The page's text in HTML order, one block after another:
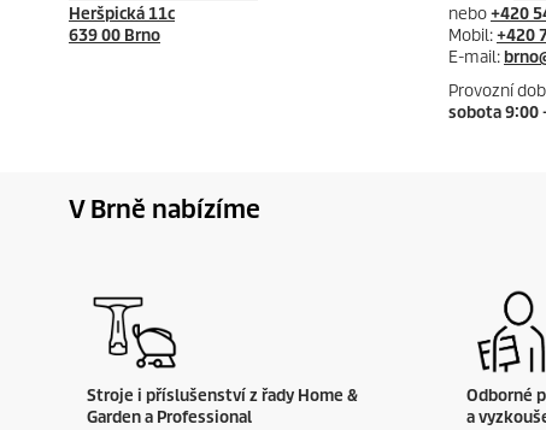
Heršpická 11c
639 00 Brno
nebo+420
Mobil:+420
E-mail:
Provozní
sobota 9:00
V Brně nabízíme
Stroje i příslušenství z řady Home &
Garden a Professional
Odborné
a